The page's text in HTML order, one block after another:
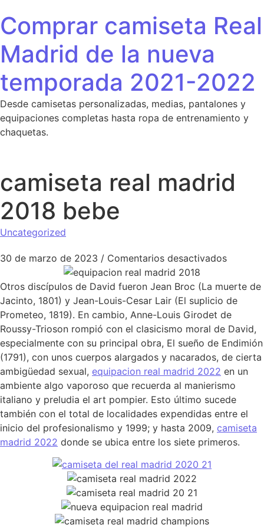
Comprar camiseta Real
Madrid de la nueva
temporada 2021-2022
Desde camisetas personalizadas, medias, pantalones y
equipaciones completas hasta ropa de entrenamiento y
chaquetas.
camiseta real madrid
2018 bebe
Uncategorized
30 de marzo de 2023 / Comentarios desactivadosen
Otros discípulos de David fueron Jean Broc (La muerte de
Jacinto, 1801) y Jean-Louis-Cesar Lair (El suplicio de
Prometeo, 1819). En cambio, Anne-Louis Girodet de
Roussy-Trioson rompió con el clasicismo moral de David,
especialmente con su principal obra, El sueño de Endimión
(1791), con unos cuerpos alargados y nacarados, de cierta
ambigüedad sexual, equipacion real madrid 2022 en un
ambiente algo vaporoso que recuerda al manierismo
italiano y preludia el art pompier. Esto último sucede
también con el total de localidades expendidas entre el
inicio del profesionalismo y 1999; y hasta 2009, camiseta
madrid 2022 donde se ubica entre los siete primeros.